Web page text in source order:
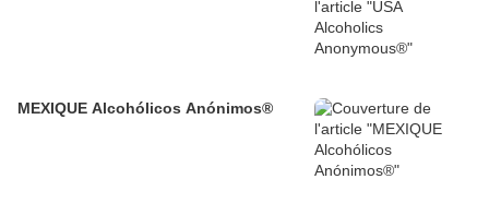
MEXIQUE Alcohólicos Anónimos®